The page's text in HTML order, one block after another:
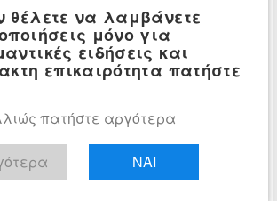
ΚΟΣΜΟΣ:
Ορμούζ: Το Ιράν
εξετάζει πρόστιμα σε
αμερικανικά και ισραηλινά
πλοία που θα το διασχίζουν
ΚΟΣΜΟΣ: Γερμανία: Η
προβάδισμα από το
CDU/CSU του Μερτς
θέλετε να λαμβάνετε
μόνο για
ειδήσεις και
επικαιρότητα πατήστε
πατήστε αργότερα
ΝΑΙ